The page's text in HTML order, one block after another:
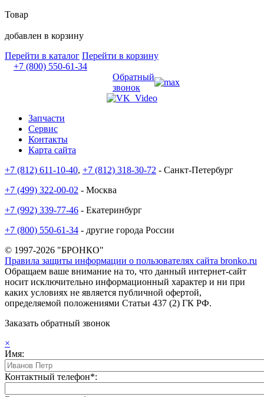
Товар
добавлен в корзину
Перейти в каталог Перейти в корзину
+7 (800) 550-61-34
Обратный
звонок
Запчасти
Сервис
Контакты
Карта сайта
+7 (812) 611-10-40, +7 (812) 318-30-72 - Санкт-Петербург
+7 (499) 322-00-02 - Москва
+7 (992) 339-77-46 - Екатеринбург
+7 (800) 550-61-34 - другие города России
© 1997-2026 "БРОНКО"
Правила защиты информации о пользователях сайта bronko.ru
Обращаем ваше внимание на то, что данный интернет-сайт
носит исключительно информационный характер и ни при
каких условиях не является публичной офертой,
определяемой положениями Статьи 437 (2) ГК РФ.
Заказать обратный звонок
×
Имя:
Контактный телефон*: